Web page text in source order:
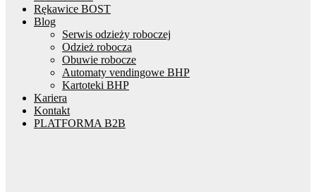
Rękawice BOST
Blog
Serwis odzieży roboczej
Odzież robocza
Obuwie robocze
Automaty vendingowe BHP
Kartoteki BHP
Kariera
Kontakt
PLATFORMA B2B